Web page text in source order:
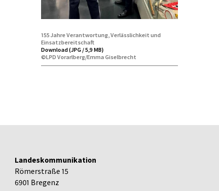
155 Jahre Verantwortung, Verlässlichkeit und
Einsatzbereitschaft
Download (JPG / 5,9 MB)
©LPD Vorarlberg/Emma Giselbrecht
Landeskommunikation
Römerstraße 15
6901 Bregenz